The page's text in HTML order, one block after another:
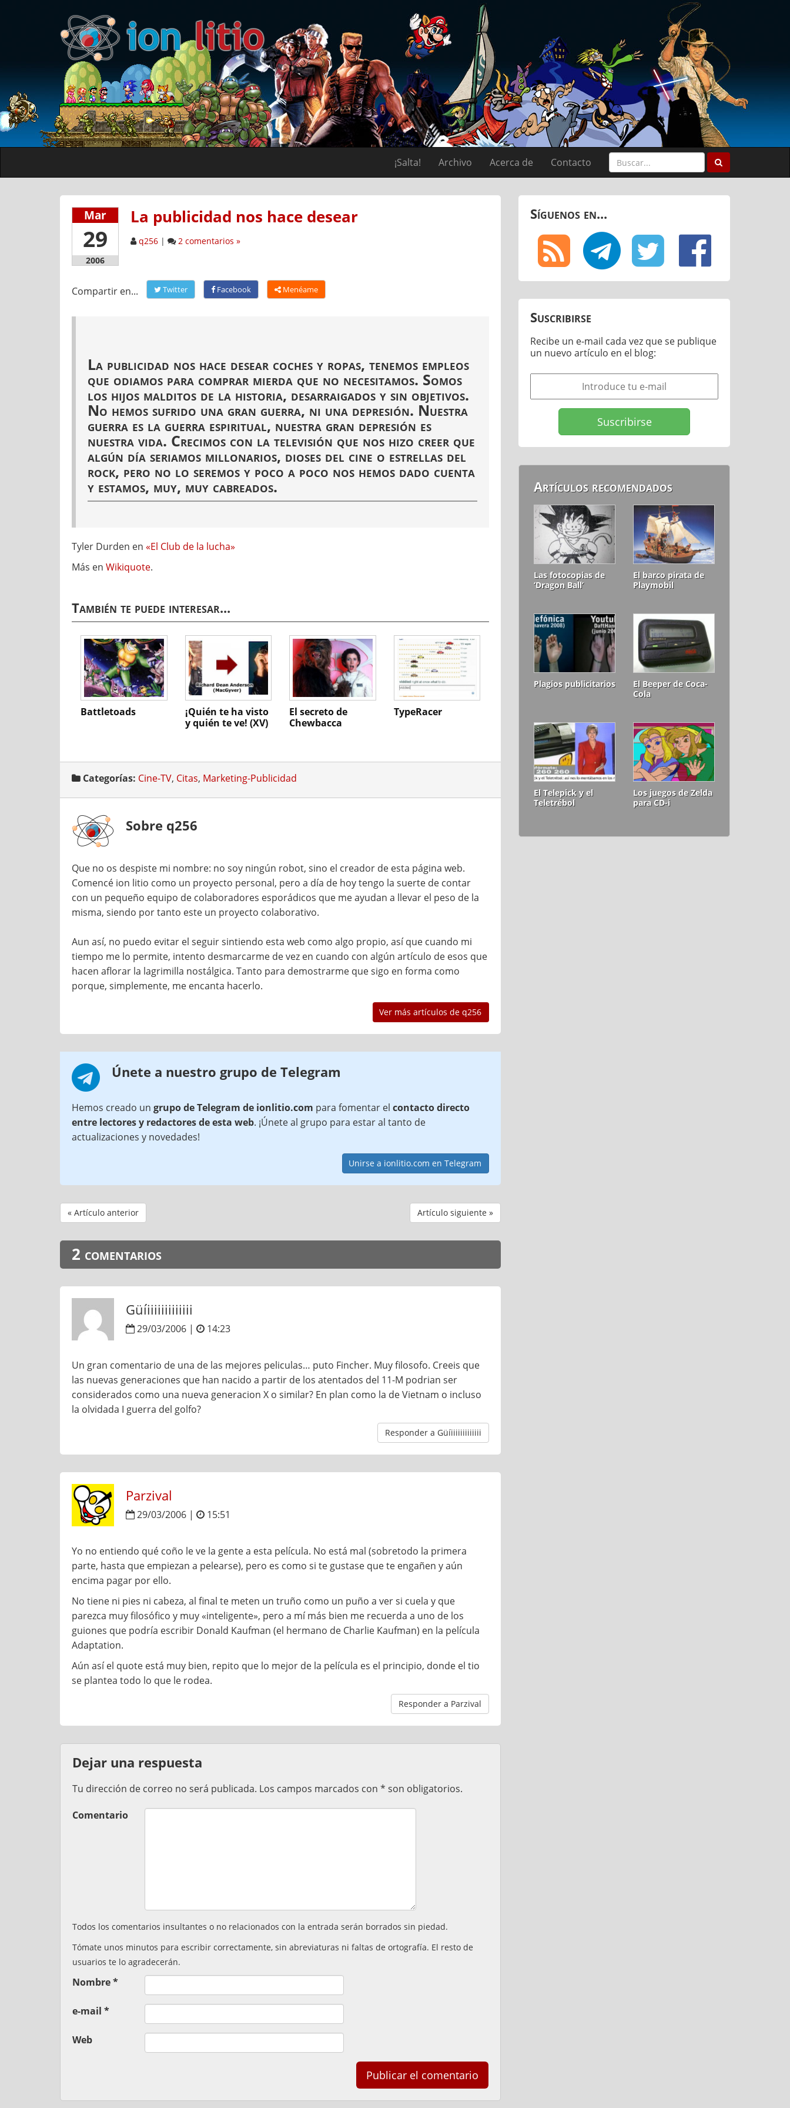
¡Salta! Archivo Acerca de Contacto
Mar
29
2006
La publicidad nos hace desear
q256 | 2 comentarios »
Compartir en... Twitter Facebook Menéame
La publicidad nos hace desear coches y ropas, tenemos empleos
que odiamos para comprar mierda que no necesitamos. Somos
los hijos malditos de la historia, desarraigados y sin objetivos.
No hemos sufrido una gran guerra, ni una depresión. Nuestra
guerra es la guerra espiritual, nuestra gran depresión es
nuestra vida. Crecimos con la televisión que nos hizo creer que
algún día seriamos millonarios, dioses del cine o estrellas del
rock, pero no lo seremos y poco a poco nos hemos dado cuenta
y estamos, muy, muy cabreados.
Tyler Durden en «El Club de la lucha»
Más en Wikiquote.
También te puede interesar...
Battletoads
¡Quién te ha visto
y quién te ve! (XV)
El secreto de
Chewbacca
TypeRacer
Categorías: Cine-TV, Citas, Marketing-Publicidad
Sobre q256
Que no os despiste mi nombre: no soy ningún robot, sino el creador de esta página web.
Comencé ion litio como un proyecto personal, pero a día de hoy tengo la suerte de contar
con un pequeño equipo de colaboradores esporádicos que me ayudan a llevar el peso de la
misma, siendo por tanto este un proyecto colaborativo.
Aun así, no puedo evitar el seguir sintiendo esta web como algo propio, así que cuando mi
tiempo me lo permite, intento desmarcarme de vez en cuando con algún artículo de esos que
hacen aflorar la lagrimilla nostálgica. Tanto para demostrarme que sigo en forma como
porque, simplemente, me encanta hacerlo.
Ver más artículos de q256
Únete a nuestro grupo de Telegram
Hemos creado un grupo de Telegram de ionlitio.com para fomentar el contacto directo
entre lectores y redactores de esta web. ¡Únete al grupo para estar al tanto de
actualizaciones y novedades!
Unirse a ionlitio.com en Telegram
« Artículo anterior Artículo siguiente »
2 comentarios
Güíiiiiiiiiiiiii
29/03/2006 | 14:23
Un gran comentario de una de las mejores peliculas… puto Fincher. Muy filosofo. Creeis que
las nuevas generaciones que han nacido a partir de los atentados del 11-M podrian ser
considerados como una nueva generacion X o similar? En plan como la de Vietnam o incluso
la olvidada I guerra del golfo?
Responder a Güíiiiiiiiiiiiii
Parzival
29/03/2006 | 15:51
Yo no entiendo qué coño le ve la gente a esta película. No está mal (sobretodo la primera
parte, hasta que empiezan a pelearse), pero es como si te gustase que te engañen y aún
encima pagar por ello.
No tiene ni pies ni cabeza, al final te meten un truño como un puño a ver si cuela y que
parezca muy filosófico y muy «inteligente», pero a mí más bien me recuerda a uno de los
guiones que podría escribir Donald Kaufman (el hermano de Charlie Kaufman) en la película
Adaptation.
Aún así el quote está muy bien, repito que lo mejor de la película es el principio, donde el tio
se plantea todo lo que le rodea.
Responder a Parzival
Dejar una respuesta
Tu dirección de correo no será publicada. Los campos marcados con * son obligatorios.
Comentario
Todos los comentarios insultantes o no relacionados con la entrada serán borrados sin piedad.
Tómate unos minutos para escribir correctamente, sin abreviaturas ni faltas de ortografía. El resto de
usuarios te lo agradecerán.
Nombre*
e-mail *
Web
Síguenos en...
Suscribirse
Recibe un e-mail cada vez que se publique
un nuevo artículo en el blog:
Artículos recomendados
Las fotocopias de
‘Dragon Ball’
El barco pirata de
Playmobil
Plagios publicitarios
El Beeper de Coca-
Cola
El Telepick y el
Teletrébol
Los juegos de Zelda
para CD-i